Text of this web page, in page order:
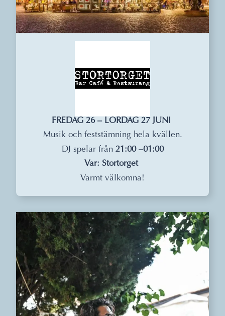
FREDAG 26 – LÖRDAG 27 JUNI
Musik och feststämning hela kvällen.
DJ spelar från 21:00 –01:00
Var: Stortorget
Varmt välkomna!